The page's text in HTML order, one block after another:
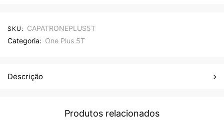
SKU: CAPATRONEPLUS5T
Categoria: One Plus 5T
Descrição
Produtos relacionados